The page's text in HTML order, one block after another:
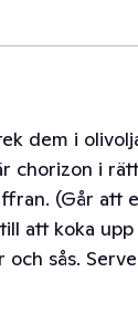
dem i
chorizon i
(Går att
att koka
sås.